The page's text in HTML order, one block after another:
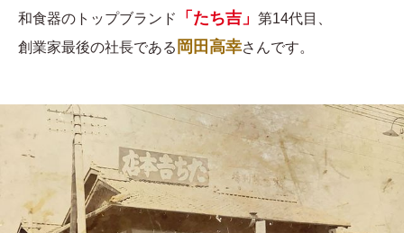
和食器のトップブランド
「たち吉」 第14代目、
創業家最後の社長である 岡田高幸さんです。